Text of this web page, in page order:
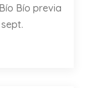
Bío previa